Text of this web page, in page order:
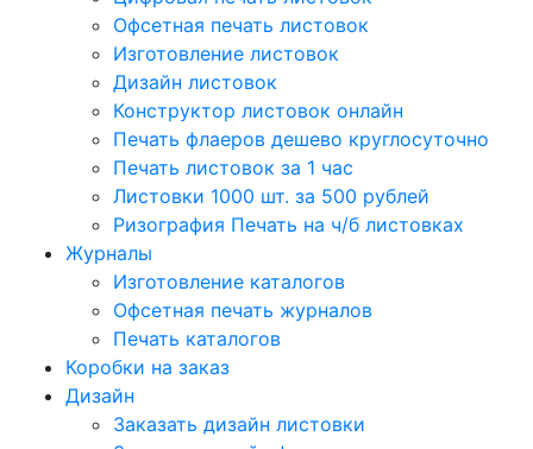
Офсетная печать листовок
Изготовление листовок
Дизайн листовок
Конструктор листовок онлайн
Печать флаеров дешево круглосуточно
Печать листовок за 1 час
Листовки 1000 шт. за 500 рублей
Ризография Печать на ч/б листовках
Журналы
Изготовление каталогов
Офсетная печать журналов
Печать каталогов
Коробки на заказ
Дизайн
Заказать дизайн листовки